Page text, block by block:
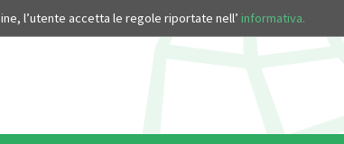
l’utente accetta le regole riportate nell’ informativa.